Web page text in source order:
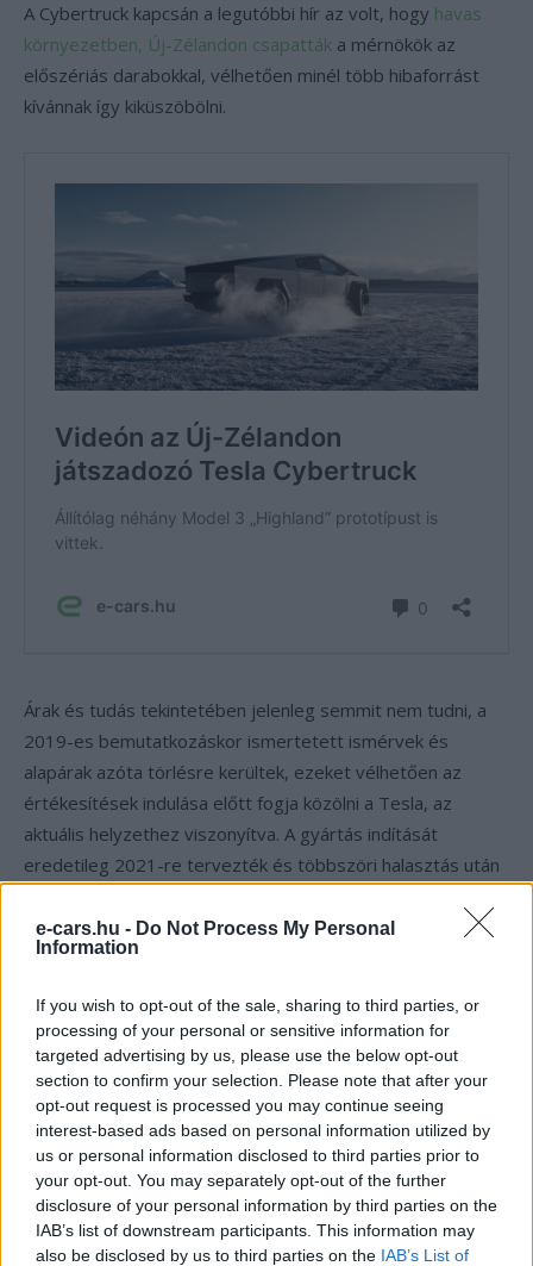
e-cars.hu - Do Not Process My Personal
Information
If you wish to opt-out of the sale, sharing to third parties, or
processing of your personal or sensitive information for
targeted advertising by us, please use the below opt-out
section to confirm your selection. Please note that after your
opt-out request is processed you may continue seeing
interest-based ads based on personal information utilized by
us or personal information disclosed to third parties prior to
your opt-out. You may separately opt-out of the further
disclosure of your personal information by third parties on the
IAB’s list of downstream participants. This information may
also be disclosed by us to third parties on the IAB’s List of
A Cybertruck kapcsán a legutóbbi hír az volt, hogy havas
környezetben, Új-Zélandon csapatták a mérnökök az
előszériás darabokkal, vélhetően minél több hibaforrást
kívánnak így kiküszöbölni.
Árak és tudás tekintetében jelenleg semmit nem tudni, a
2019-es bemutatkozáskor ismertetett ismérvek és
alapárak azóta törlésre kerültek, ezeket vélhetően az
értékesítések indulása előtt fogja közölni a Tesla, az
aktuális helyzethez viszonyítva. A gyártás indítását
eredetileg 2021-re tervezték és többszöri halasztás után
nagyüzemben. Jelenleg közel 1,5 millió ember van
regisztrálva a Tesla rendszerében, mint előrendelő, szóval
Add hozzá az e-cars.hu-t a Google
hírfolyamodhoz!
Kövesd az e-cars.hu-t a Facebookon is, további
tartalmakért!
›